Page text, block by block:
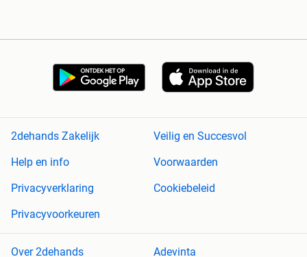
2dehands Zakelijk
Veilig en Succesvol
Help en info
Voorwaarden
Privacyverklaring
Cookiebeleid
Privacyvoorkeuren
Over 2dehands Adevinta